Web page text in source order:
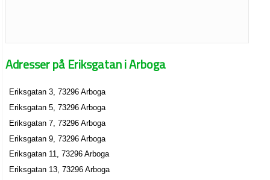
Adresser på Eriksgatan i Arboga
Eriksgatan 3, 73296 Arboga
Eriksgatan 5, 73296 Arboga
Eriksgatan 7, 73296 Arboga
Eriksgatan 9, 73296 Arboga
Eriksgatan 11, 73296 Arboga
Eriksgatan 13, 73296 Arboga